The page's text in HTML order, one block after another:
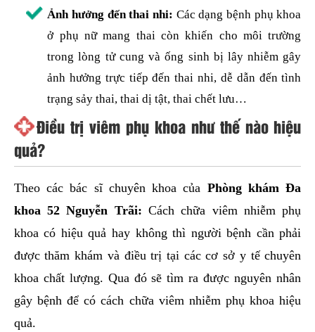
Ảnh hưởng đến thai nhi: Các dạng bệnh phụ khoa
ở phụ nữ mang thai còn khiến cho môi trường
trong lòng tử cung và ống sinh bị lây nhiễm gây
ảnh hưởng trực tiếp đến thai nhi, dễ dẫn đến tình
trạng sảy thai, thai dị tật, thai chết lưu…
Điều trị viêm phụ khoa như thế nào hiệu
quả?
Theo các bác sĩ chuyên khoa của Phòng khám Đa
khoa 52 Nguyễn Trãi: Cách chữa viêm nhiễm phụ
khoa có hiệu quả hay không thì người bệnh cần phải
được thăm khám và điều trị tại các cơ sở y tế chuyên
khoa chất lượng. Qua đó sẽ tìm ra được nguyên nhân
gây bệnh để có cách chữa viêm nhiễm phụ khoa hiệu
quả.